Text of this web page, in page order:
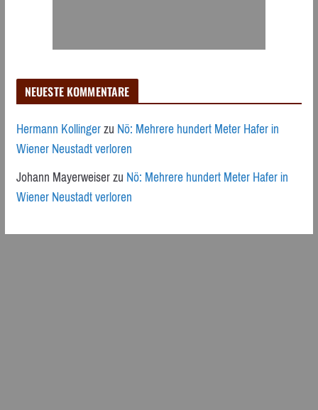
NEUESTE KOMMENTARE
Hermann KollingerzuNö: Mehrere hundert Meter Hafer in
Wiener Neustadt verloren
Johann MayerweiserzuNö: Mehrere hundert Meter Hafer in
Wiener Neustadt verloren